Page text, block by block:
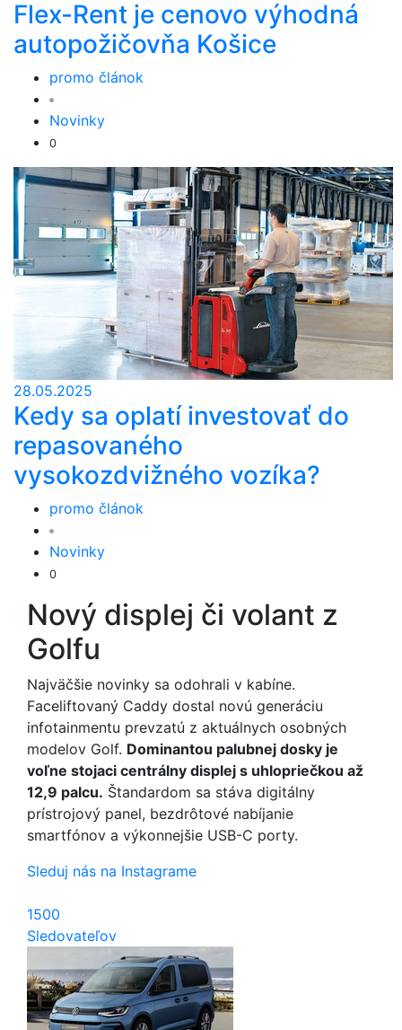
Flex-Rent je cenovo výhodná
autopožičovňa Košice
promo článok
Novinky
0
28.05.2025
Kedy sa oplatí investovať do
repasovaného
vysokozdvižného vozíka?
promo článok
Novinky
0
Nový displej či volant z
Golfu
Najväčšie novinky sa odohrali v kabíne.
Faceliftovaný Caddy dostal novú generáciu
infotainmentu prevzatú z aktuálnych osobných
modelov Golf. Dominantou palubnej dosky je
voľne stojaci centrálny displej s uhlopriečkou až
12,9 palcu. Štandardom sa stáva digitálny
prístrojový panel, bezdrôtové nabíjanie
smartfónov a výkonnejšie USB-C porty.
Sleduj nás na Instagrame
1500
Sledovateľov